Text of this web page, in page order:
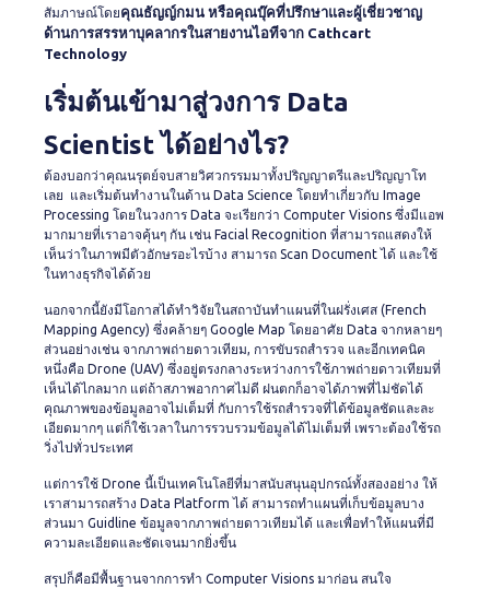
สัมภาษณ์โดยคุณธัญญ์กมน หรือคุณบุ๊คที่ปรึกษาและผู้เชี่ยวชาญ
ด้านการสรรหาบุคลากรในสายงานไอทีจาก Cathcart
Technology
เริ่มต้นเข้ามาสู่วงการ Data
Scientist ได้อย่างไร?
ต้องบอกว่าคุณนรุตย์จบสายวิศวกรรมมาทั้งปริญญาตรีและปริญญาโท
เลย และเริ่มต้นทำงานในด้าน Data Science โดยทำเกี่ยวกับ Image
Processing โดยในวงการ Data จะเรียกว่า Computer Visions ซึ่งมีแอพ
มากมายที่เราอาจคุ้นๆ กัน เช่น Facial Recognition ที่สามารถแสดงให้
เห็นว่าในภาพมีตัวอักษรอะไรบ้าง สามารถ Scan Document ได้ และใช้
ในทางธุรกิจได้ด้วย
นอกจากนี้ยังมีโอกาสได้ทำวิจัยในสถาบันทำแผนที่ในฝรั่งเศส (French
Mapping Agency) ซึ่งคล้ายๆ Google Map โดยอาศัย Data จากหลายๆ
ส่วนอย่างเช่น จากภาพถ่ายดาวเทียม, การขับรถสำรวจ และอีกเทคนิค
หนึ่งคือ Drone (UAV) ซึ่งอยู่ตรงกลางระหว่างการใช้ภาพถ่ายดาวเทียมที่
เห็นได้ไกลมาก แต่ถ้าสภาพอากาศไม่ดี ฝนตกก็อาจได้ภาพที่ไม่ชัดได้
คุณภาพของข้อมูลอาจไม่เต็มที่ กับการใช้รถสำรวจที่ได้ข้อมูลชัดและละ
เอียดมากๆ แต่ก็ใช้เวลาในการรวบรวมข้อมูลได้ไม่เต็มที่ เพราะต้องใช้รถ
วิ่งไปทั่วประเทศ
แต่การใช้ Drone นี้เป็นเทคโนโลยีที่มาสนับสนุนอุปกรณ์ทั้งสองอย่าง ให้
เราสามารถสร้าง Data Platform ได้ สามารถทำแผนที่เก็บข้อมูลบาง
ส่วนมา Guidline ข้อมูลจากภาพถ่ายดาวเทียมได้ และเพื่อทำให้แผนที่มี
ความละเอียดและชัดเจนมากยิ่งขึ้น
สรุปก็คือมีพื้นฐานจากการทำ Computer Visions มาก่อน สนใจ